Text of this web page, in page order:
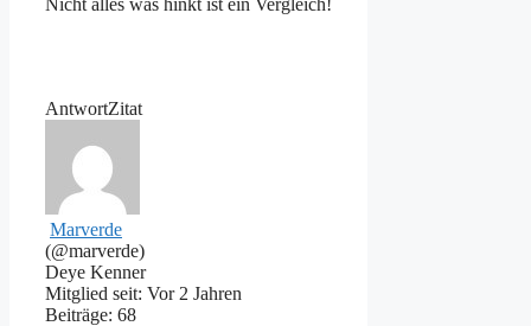
AntwortZitat
Marverde
(@marverde)
Deye Kenner
Mitglied seit: Vor 2 Jahren
Beiträge: 68